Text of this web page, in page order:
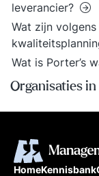
leverancier?
Wat zijn
Wat is Porter’s
Organisaties
HomeKennisbank